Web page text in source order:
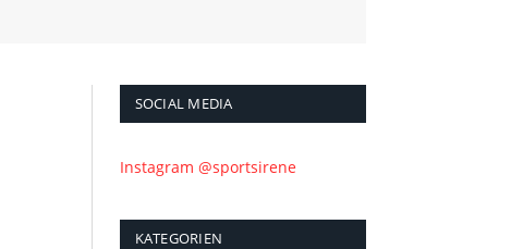
SOCIAL MEDIA
Instagram @sportsirene
KATEGORIEN